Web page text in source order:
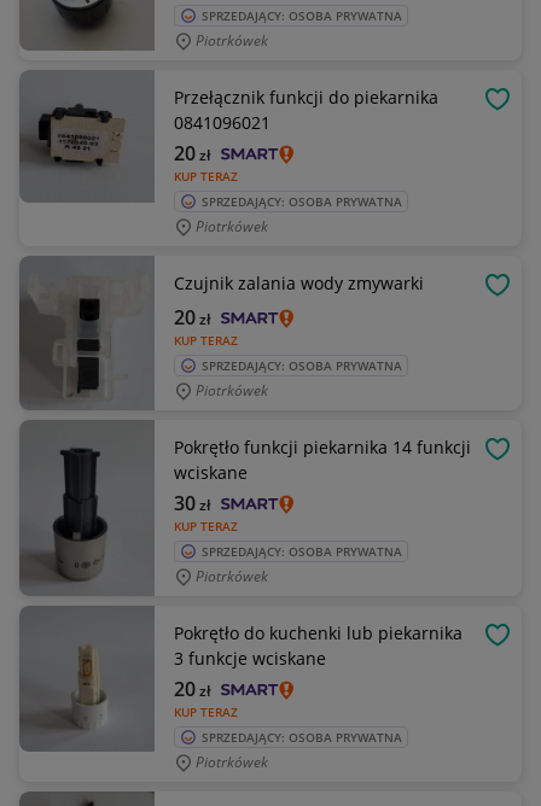
SPRZEDAJĄCY: OSOBA PRYWATNA
Piotrkówek
Przełącznik funkcji do piekarnika
0841096021
KUP TERAZ
20zł
SPRZEDAJĄCY: OSOBA PRYWATNA
Piotrkówek
Czujnik zalania wody zmywarki
KUP TERAZ
20zł
SPRZEDAJĄCY: OSOBA PRYWATNA
Piotrkówek
Pokrętło funkcji piekarnika 14 funkcji
wciskane
KUP TERAZ
30zł
SPRZEDAJĄCY: OSOBA PRYWATNA
Piotrkówek
Pokrętło do kuchenki lub piekarnika
3 funkcje wciskane
KUP TERAZ
20zł
SPRZEDAJĄCY: OSOBA PRYWATNA
Piotrkówek